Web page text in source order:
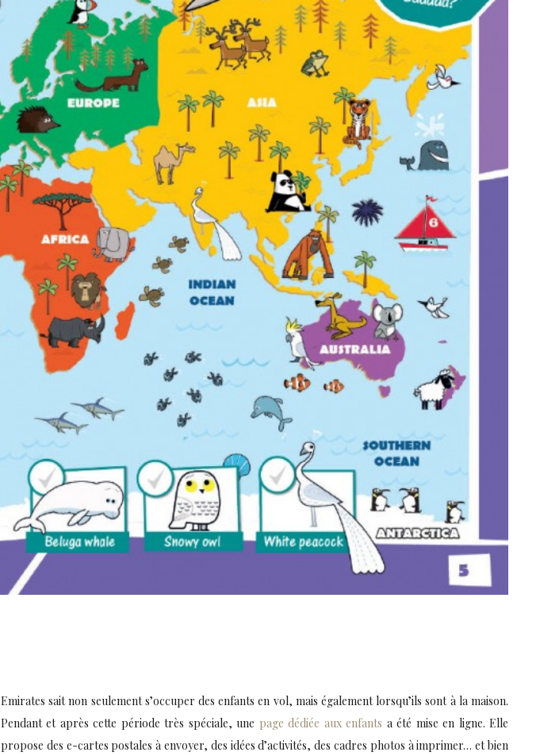
Emirates sait non seulement s’occuper des enfants en vol, mais également lorsqu’ils sont à la maison.
Pendant et après cette période très spéciale, une page dédiée aux enfants a été mise en ligne. Elle
propose des e-cartes postales à envoyer, des idées d’activités, des cadres photos à imprimer… et bien